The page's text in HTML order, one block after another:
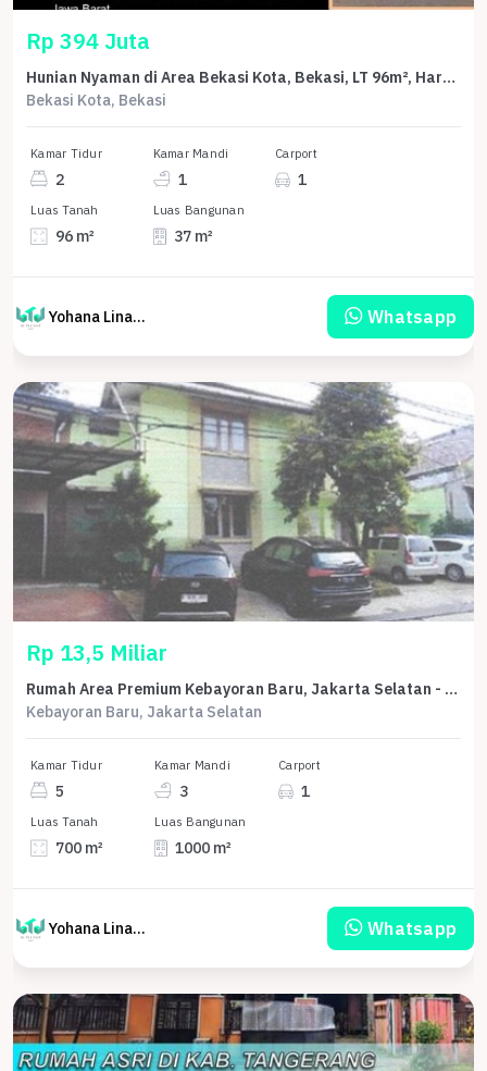
Rp 394 Juta
Hunian Nyaman di Area Bekasi Kota, Bekasi, LT 96m², Harga 394 Juta
Bekasi Kota, Bekasi
Kamar Tidur
2
Kamar Mandi
1
Carport
1
Luas Tanah
96 m²
Luas Bangunan
37 m²
Yohana Linawati Sutanto Whatsapp
Rp 13,5 Miliar
Rumah Area Premium Kebayoran Baru, Jakarta Selatan - Harga Terbaik 13,5 Miliar
Kebayoran Baru, Jakarta Selatan
Kamar Tidur
5
Kamar Mandi
3
Carport
1
Luas Tanah
700 m²
Luas Bangunan
1000 m²
Yohana Linawati Sutanto Whatsapp